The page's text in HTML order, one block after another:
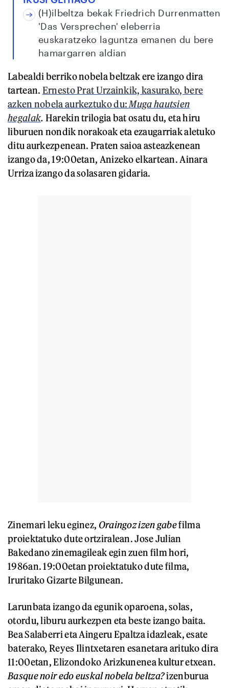
(H)ilbeltza bekak Friedrich Durrenmatten
'Das Versprechen' eleberria
euskaratzeko laguntza emanen du bere
hamargarren aldian
Labealdi berriko nobela beltzak ere izango dira
tartean. Ernesto Prat Urzainkik, kasurako, bere
azken nobela aurkeztuko du: Muga hautsien
hegalak. Harekin trilogia bat osatu du, eta hiru
liburuen nondik norakoak eta ezaugarriak aletuko
ditu aurkezpenean. Praten saioa asteazkenean
izango da, 19:00etan, Anizeko elkartean. Ainara
Urriza izango da solasaren gidaria.
Zinemari leku eginez, Oraingoz izen gabefilma
proiektatuko dute ortziralean. Jose Julian
Bakedano zinemagileak egin zuen film hori,
1986an. 19:00etan proiektatuko dute filma,
Iruritako Gizarte Bilgunean.
Larunbata izango da egunik oparoena, solas,
otordu, liburu aurkezpen eta beste izango baita.
Bea Salaberri eta Aingeru Epaltza idazleak, esate
baterako, Reyes Ilintxetaren esanetara arituko dira
11:00etan, Elizondoko Arizkunenea kultur etxean.
Basque noir edo euskal nobela beltza?izenburua